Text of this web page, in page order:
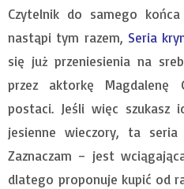
Czytelnik do samego
nastąpi tym razem, Seria
się już przeniesienia na
przez aktorkę Magdalenę
postaci. Jeśli więc szukasz
jesienne wieczory, ta seria
Zaznaczam – jest
dlatego proponuje kupić od